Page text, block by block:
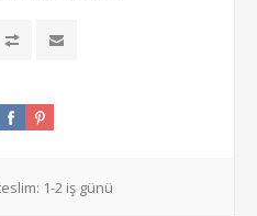
1-2 iş günü